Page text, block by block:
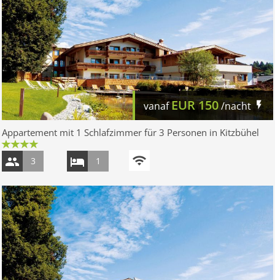
vanafEUR150/nacht
Appartement mit 1 Schlafzimmer für 3 Personen in Kitzbühel
3 1